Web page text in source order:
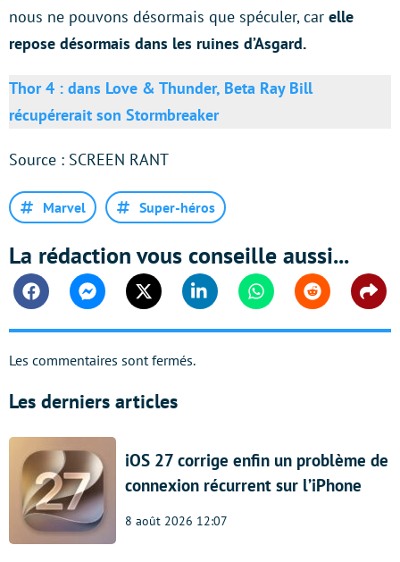
nous ne pouvons désormais que spéculer, car elle
repose désormais dans les ruines d’Asgard.
Thor 4 : dans Love & Thunder, Beta Ray Bill
récupérerait son Stormbreaker
Source : SCREEN RANT
Marvel Super-héros
La rédaction vous conseille aussi...
FacebookMessengerTwitter Linkedin WhatsappReddit
Les commentaires sont fermés.
Les derniers articles
iOS 27 corrige enfin un problème de
connexion récurrent sur l’iPhone
8 août 2026 12:07